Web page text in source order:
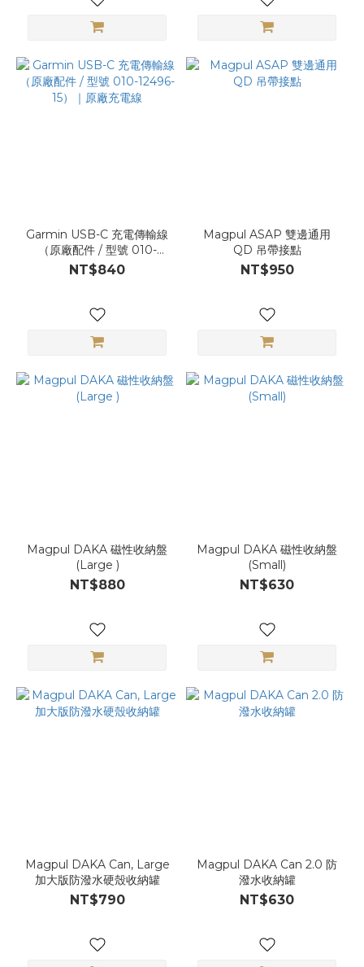
Garmin USB-C 充電傳輸線
（原廠配件 / 型號 010-
12496-15）｜原廠充電線
NT$840
Magpul ASAP 雙邊通用
QD 吊帶接點
NT$950
Magpul DAKA 磁性收納盤
(Large )
NT$880
Magpul DAKA 磁性收納盤
(Small)
NT$630
Magpul DAKA Can, Large
加大版防潑水硬殼收納罐
NT$790
Magpul DAKA Can 2.0 防
潑水收納罐
NT$630